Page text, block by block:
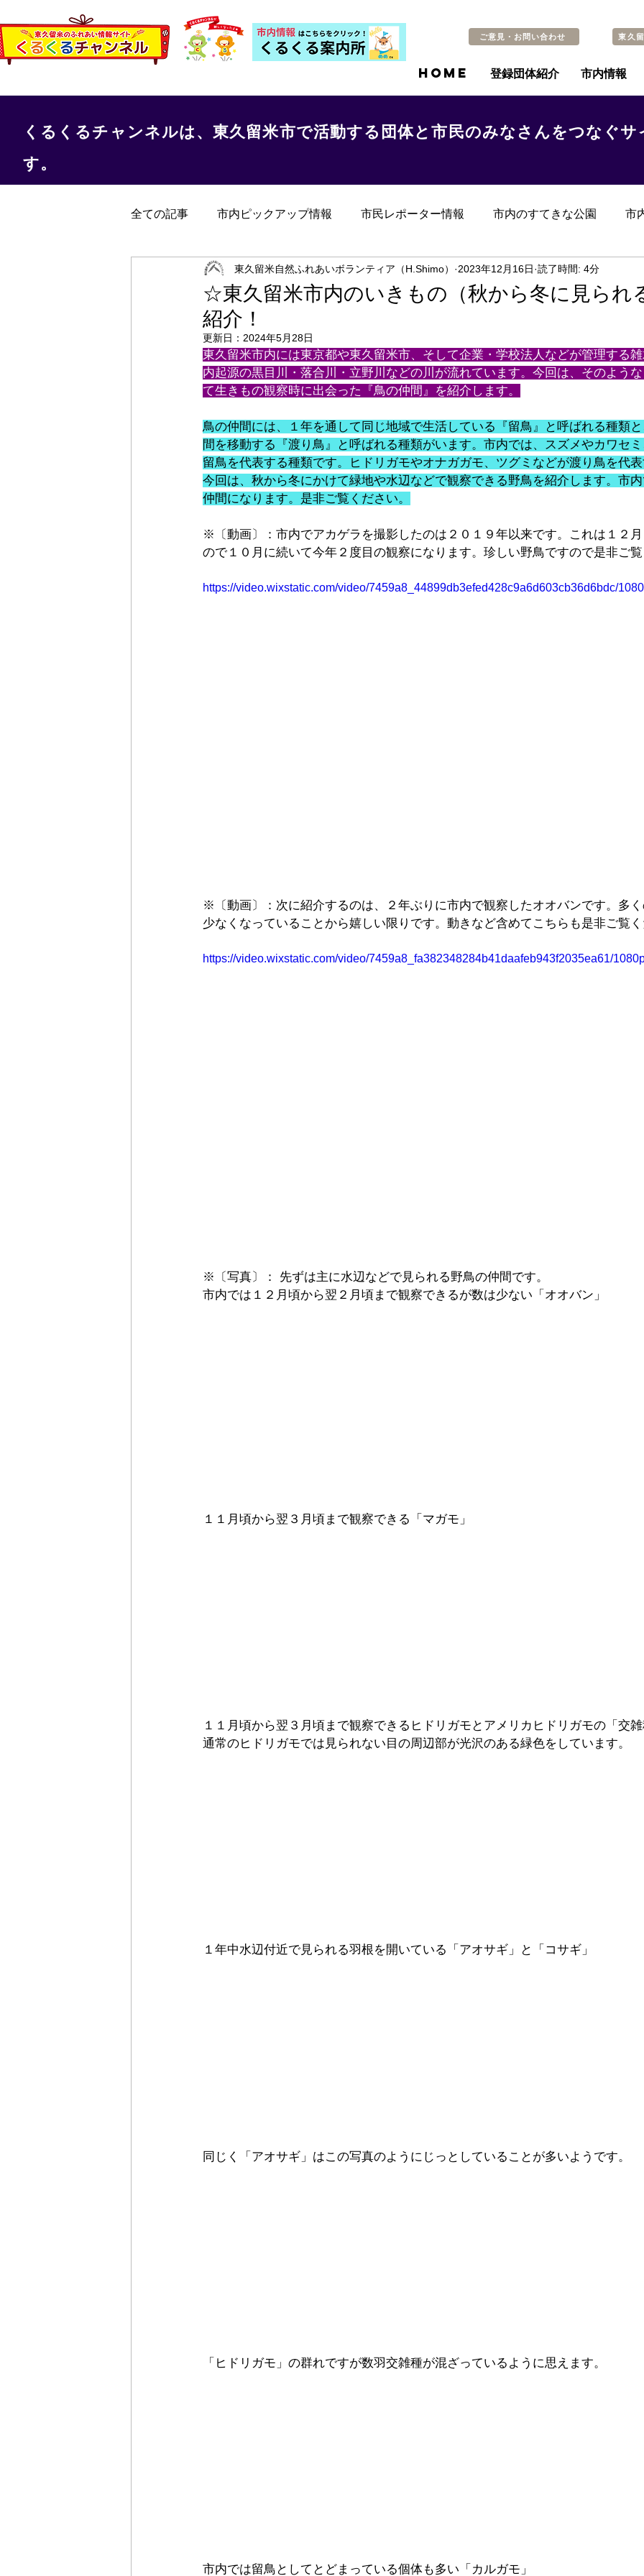
ご意見・お問い合わせ 東久
HOME 登録団体紹介 市内情報
くるくるチャンネルは、東久留米市で活動する団体と市民のみなさんをつなぐサ
す。
全ての記事 市内ピックアップ情報 市民レポーター情報 市内のすてきな公園 市
くるくる保健室 事務局からのお知らせ その他 過去の記事
☆東久留米市内のいきもの（秋から冬に見られ
紹介！
東久留米自然ふれあいボランティア（H.Shimo） 2023年12月16日 読了時間: 4分
更新日： 2024年5月28日
東久留米市内には東京都や東久留米市、そして企業・学校法人などが管理する
内起源の黒目川・落合川・立野川などの川が流れています。今回は、そのよう
て生きもの観察時に出会った『鳥の仲間』を紹介します。
鳥の仲間には、１年を通して同じ地域で生活している『留鳥』と呼ばれる種類
間を移動する『渡り鳥』と呼ばれる種類がいます。市内では、スズメやカワセ
留鳥を代表する種類です。ヒドリガモやオナガガモ、ツグミなどが渡り鳥を代
今回は、秋から冬にかけて緑地や水辺などで観察できる野鳥を紹介します。市
仲間になります。是非ご覧ください。
※〔動画〕：市内でアカゲラを撮影したのは２０１９年以来です。これは１２
ので１０月に続いて今年２度目の観察になります。珍しい野鳥ですので是非ご
https://video.wixstatic.com/video/7459a8_44899db3efed428c9a6d603cb36d6bdc/
※〔動画〕：次に紹介するのは、２年ぶりに市内で観察したオオバンです。多
少なくなっていることから嬉しい限りです。動きなど含めてこちらも是非ご覧
https://video.wixstatic.com/video/7459a8_fa382348284b41daafeb943f2035ea61/
※〔写真〕： 先ずは主に水辺などで見られる野鳥の仲間です。
市内では１２月頃から翌２月頃まで観察できるが数は少ない「オオバン」
１１月頃から翌３月頃まで観察できる「マガモ」
１１月頃から翌３月頃まで観察できるヒドリガモとアメリカヒドリガモの「交
通常のヒドリガモでは見られない目の周辺部が光沢のある緑色をしています。
１年中水辺付近で見られる羽根を開いている「アオサギ」と「コサギ」
同じく「アオサギ」はこの写真のようにじっとしていることが多いようです。
「ヒドリガモ」の群れですが数羽交雑種が混ざっているように思えます。
市内では留鳥としてとどまっている個体も多い「カルガモ」